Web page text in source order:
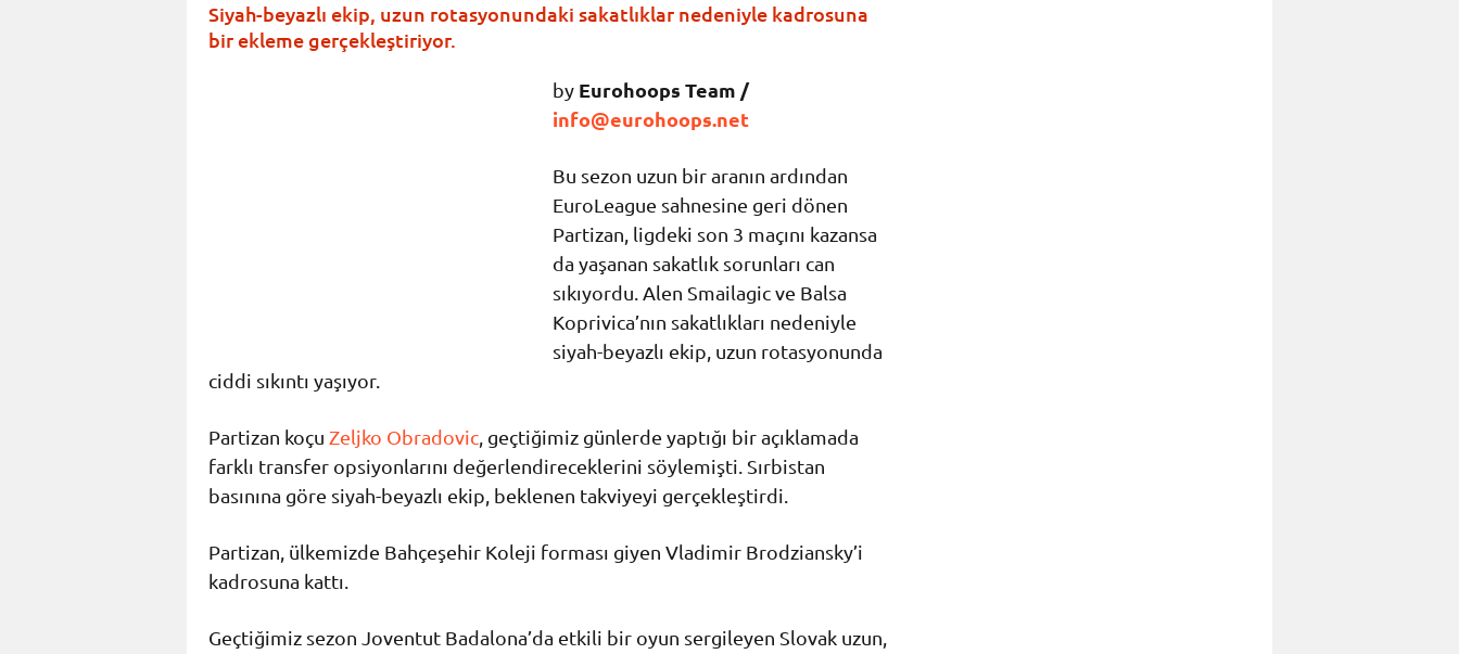
Siyah-beyazlı ekip, uzun rotasyonundaki sakatlıklar nedeniyle kadrosuna
bir ekleme gerçekleştiriyor.
byEurohoops Team /
info@eurohoops.net
Bu sezon uzun bir aranın ardından
EuroLeague sahnesine geri dönen
Partizan, ligdeki son 3 maçını kazansa
da yaşanan sakatlık sorunları can
sıkıyordu. Alen Smailagic ve Balsa
Koprivica’nın sakatlıkları nedeniyle
siyah-beyazlı ekip, uzun rotasyonunda
ciddi sıkıntı yaşıyor.
Partizan koçu Zeljko Obradovic , geçtiğimiz günlerde yaptığı bir açıklamada
farklı transfer opsiyonlarını değerlendireceklerini söylemişti. Sırbistan
basınına göre siyah-beyazlı ekip, beklenen takviyeyi gerçekleştirdi.
Partizan, ülkemizde Bahçeşehir Koleji forması giyen Vladimir Brodziansky’i
kadrosuna kattı.
Geçtiğimiz sezon Joventut Badalona’da etkili bir oyun sergileyen Slovak uzun,